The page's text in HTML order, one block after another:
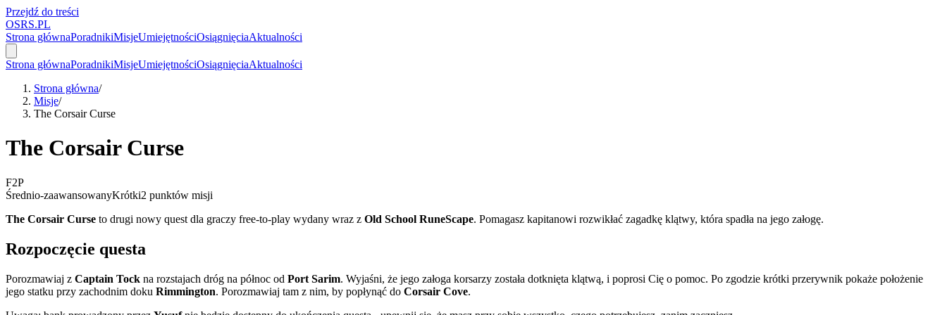
Przejdź do treści
OSRS.PL
Strona głównaPoradnikiMisjeUmiejętnościOsiągnięciaAktualności
Strona głównaPoradnikiMisjeUmiejętnościOsiągnięciaAktualności
Strona główna/
Misje/
The Corsair Curse
The Corsair Curse
F2P
Średnio-zaawansowanyKrótki2 punktów misji
The Corsair Curse to drugi nowy quest dla graczy free-to-play wydany wraz z Old School RuneScape. Pomagasz kapitanowi rozwikłać zagadkę klątwy, która spadła na jego załogę.
Rozpoczęcie questa
Porozmawiaj z Captain Tock na rozstajach dróg na północ od Port Sarim. Wyjaśni, że jego załoga korsarzy została dotknięta klątwą, i poprosi Cię o pomoc. Po zgodzie krótki przerywnik pokaże położenie
jego statku przy zachodnim doku Rimmington. Porozmawiaj tam z nim, by popłynąć do Corsair Cove.